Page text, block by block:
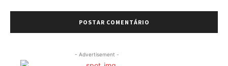
- Advertisement -